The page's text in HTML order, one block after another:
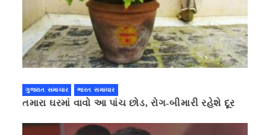
ગુજરાત સમાચાર ભારત સમાચાર
તમારા ઘરમાં વાવો આ પાંચ છોડ, રોગ-બીમારી રહેશે દૂર